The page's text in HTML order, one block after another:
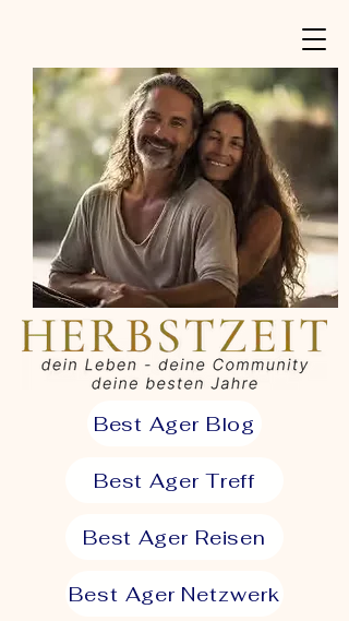
Best Ager Blog
Best Ager Treff
Best Ager Reisen
Best Ager Netzwerk